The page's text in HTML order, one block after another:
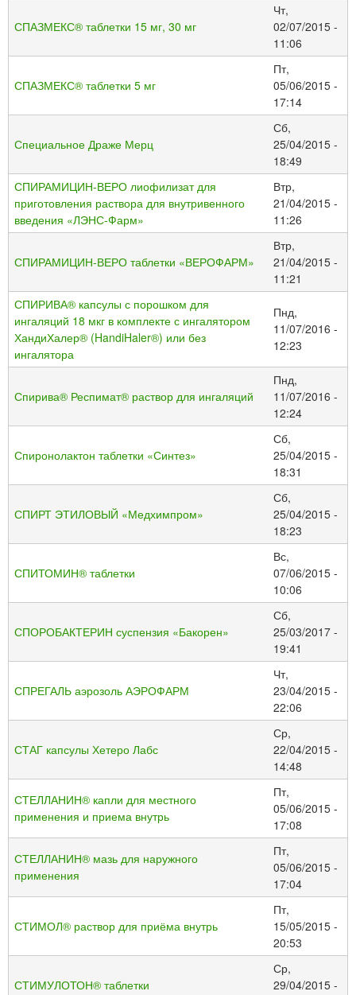
СПАЗМЕКС® таблетки 15 мг, 30 мг
Чт,
02/07/2015 -
11:06
СПАЗМЕКС® таблетки 5 мг
Пт,
05/06/2015 -
17:14
Специальное Драже Мерц
Сб,
25/04/2015 -
18:49
СПИРАМИЦИН-ВЕРО лиофилизат для
приготовления раствора для внутривенного
введения «ЛЭНС-Фарм»
Втр,
21/04/2015 -
11:26
СПИРАМИЦИН-ВЕРО таблетки «ВЕРОФАРМ»
Втр,
21/04/2015 -
11:21
СПИРИВА® капсулы с порошком для
ингаляций 18 мкг в комплекте с ингалятором
ХандиХалер® (HandiHaler®) или без
ингалятора
Пнд,
11/07/2016 -
12:23
Спирива® Респимат® раствор для ингаляций
Пнд,
11/07/2016 -
12:24
Спиронолактон таблетки «Синтез»
Сб,
25/04/2015 -
18:31
СПИРТ ЭТИЛОВЫЙ «Медхимпром»
Сб,
25/04/2015 -
18:23
СПИТОМИН® таблетки
Вс,
07/06/2015 -
10:06
СПОРОБАКТЕРИН суспензия «Бакорен»
Сб,
25/03/2017 -
19:41
СПРЕГАЛЬ аэрозоль АЭРОФАРМ
Чт,
23/04/2015 -
22:06
СТАГ капсулы Хетеро Лабс
Ср,
22/04/2015 -
14:48
СТЕЛЛАНИН® капли для местного
применения и приема внутрь
Пт,
05/06/2015 -
17:08
СТЕЛЛАНИН® мазь для наружного
применения
Пт,
05/06/2015 -
17:04
СТИМОЛ® раствор для приёма внутрь
Пт,
15/05/2015 -
20:53
СТИМУЛОТОН® таблетки
Ср,
29/04/2015 -